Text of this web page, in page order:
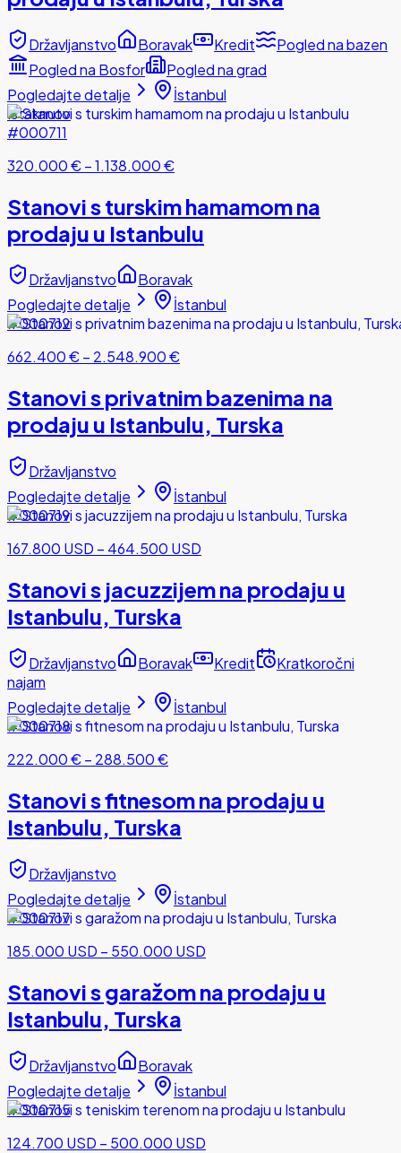
Državljanstvo Boravak Kredit
Pogled na bazen
Pogled na Bosfor
Pogled na grad
Pogledajte detalje
İstanbul
Istaknuto
#000711
320.000 €–1.138.000 €
Stanovi s turskim hamamom na
prodaju u Istanbulu
Državljanstvo
Boravak
Pogledajte detalje
İstanbul
#000712
662.400 €– 2.548.900 €
Stanovi s privatnim bazenima na
prodaju u Istanbulu, Turska
Državljanstvo
Pogledajte detalje
İstanbul
#000719
167.800 USD – 464.500 USD
Stanovi s jacuzzijem na prodaju u
Istanbulu, Turska
Državljanstvo Boravak Kredit
Kratkoročni
najam
Pogledajte detalje
İstanbul
#000718
222.000 €– 288.500 €
Stanovi s fitnesom na prodaju u
Istanbulu, Turska
Državljanstvo
Pogledajte detalje
İstanbul
#000717
185.000 USD – 550.000 USD
Stanovi s garažom na prodaju u
Istanbulu, Turska
Državljanstvo
Boravak
Pogledajte detalje
İstanbul
#000715
124.700 USD – 500.000 USD